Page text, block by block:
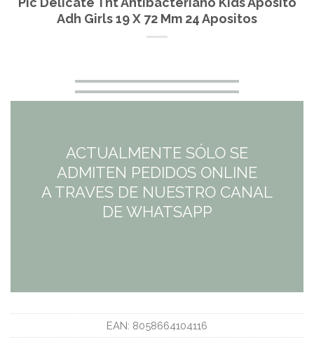
Adh Girls 19 X 72 Mm 24 Apositos
ACTUALMENTE SÓLO SE
ADMITEN PEDIDOS ONLINE
A TRAVES DE NUESTRO CANAL
DE WHATSAPP
EAN: 8058664104116